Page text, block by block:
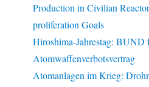
Production in Civilian
proliferation Goals
Hiroshima-Jahrestag: BUND
Atomwaffenverbotsvertrag
Atomanlagen im Krieg: